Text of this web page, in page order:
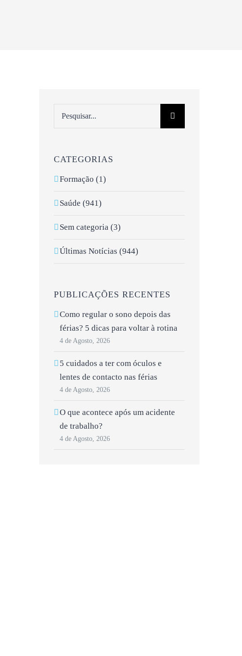
CATEGORIAS
Formação (1)
Saúde (941)
Sem categoria (3)
Últimas Notícias (944)
PUBLICAÇÕES RECENTES
Como regular o sono depois das
férias? 5 dicas para voltar à rotina
4 de Agosto, 2026
5 cuidados a ter com óculos e
lentes de contacto nas férias
4 de Agosto, 2026
O que acontece após um acidente
de trabalho?
4 de Agosto, 2026